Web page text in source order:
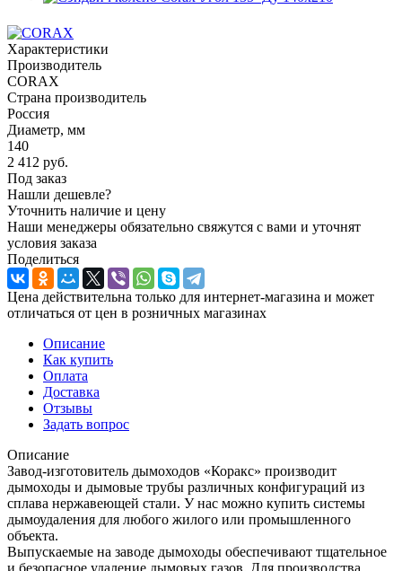
Характеристики
Производитель
CORAX
Страна производитель
Россия
Диаметр, мм
140
2 412 руб.
Под заказ
Нашли дешевле?
Уточнить наличие и цену
Наши менеджеры обязательно свяжутся с вами и уточнят
условия заказа
Поделиться
Цена действительна только для интернет-магазина и может
отличаться от цен в розничных магазинах
Описание
Как купить
Оплата
Доставка
Отзывы
Задать вопрос
Описание
Завод-изготовитель дымоходов «Коракс» производит
дымоходы и дымовые трубы различных конфигураций из
сплава нержавеющей стали. У нас можно купить системы
дымоудаления для любого жилого или промышленного
объекта.
Выпускаемые на заводе дымоходы обеспечивают тщательное
и безопасное удаление дымовых газов. Для производства